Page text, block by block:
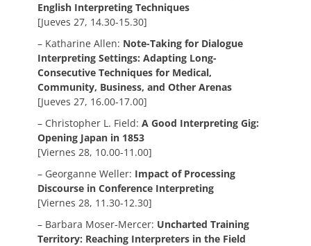
English Interpreting Techniques
[Jueves 27, 14.30-15.30]
– Katharine Allen: Note-Taking for Dialogue
Interpreting Settings: Adapting Long-
Consecutive Techniques for Medical,
Community, Business, and Other Arenas
[Jueves 27, 16.00-17.00]
– Christopher L. Field: A Good Interpreting Gig:
Opening Japan in 1853
[Viernes 28, 10.00-11.00]
– Georganne Weller: Impact of Processing
Discourse in Conference Interpreting
[Viernes 28, 11.30-12.30]
– Barbara Moser-Mercer: Uncharted Training
Territory: Reaching Interpreters in the Field